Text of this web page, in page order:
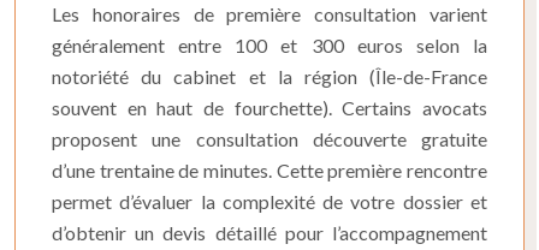
Les honoraires de première consultation varient
généralemententre 100 et 300 euros selon la
notoriété du cabinet et la région (Île-de-France
souvent en haut de fourchette). Certains avocats
proposent une consultation découverte gratuite
d’une trentaine de minutes. Cette première rencontre
permet d’évaluer la complexité de votre dossier et
d’obtenir un devis détaillé pour l’accompagnement